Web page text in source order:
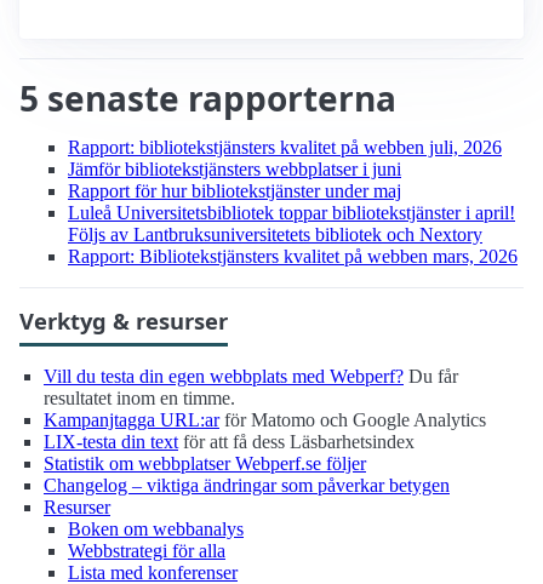
5 senaste rapporterna
Rapport: biblioteks­tjänsters kvalitet på webben juli, 2026
Jämför biblioteks­tjänsters webbplatser i juni
Rapport för hur biblioteks­tjänster under maj
Luleå Universitetsbibliotek toppar biblioteks­tjänster i april!
Följs av Lantbruksuniversitetets bibliotek och Nextory
Rapport: Biblioteks­tjänsters kvalitet på webben mars, 2026
Verktyg & resurser
Vill du testa din egen webbplats med Webperf? Du får
resultatet inom en timme.
Kampanjtagga URL:arför Matomo och Google Analytics
LIX-testa din text för att få dess Läsbarhetsindex
Statistik om webbplatser Webperf.se följer
Changelog – viktiga ändringar som påverkar betygen
Resurser
Boken om webbanalys
Webbstrategi för alla
Lista med konferenser